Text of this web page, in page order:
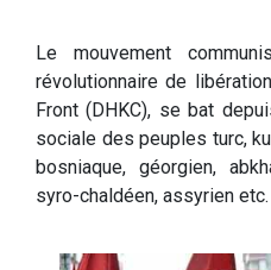
Le mouvement
révolutionnaire de
Front (DHKC), se bat
sociale des peuples turc,
bosniaque, géorgien,
syro-chaldéen, assyrien